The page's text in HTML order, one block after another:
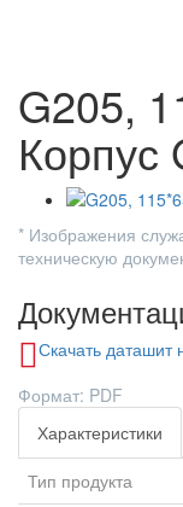
G205,
Корпус
* Изображения
техническую
Скачать даташит
Формат: PDF
Характеристики
Тип продукта